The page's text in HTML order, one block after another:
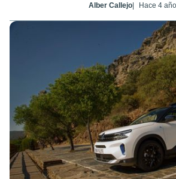
Alber Callejo Hace 4